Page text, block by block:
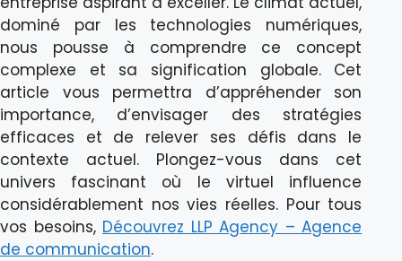
dominé par les technologies numériques,
nous pousse à comprendre ce concept
complexe et sa signification globale. Cet
article vous permettra d’appréhender son
importance, d’envisager des stratégies
efficaces et de relever ses défis dans le
contexte actuel. Plongez-vous dans cet
univers fascinant où le virtuel influence
considérablement nos vies réelles. Pour tous
vos besoins, Découvrez LLP Agency – Agence
de communication.